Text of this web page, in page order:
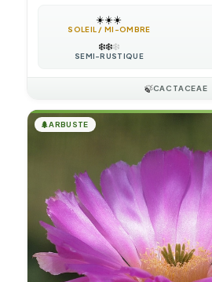
☀️☀️☀️
SOLEIL / MI-OMBRE
❄️❄️❄️
SEMI-RUSTIQUE
🍃CACTACEAE
🌲ARBUSTE